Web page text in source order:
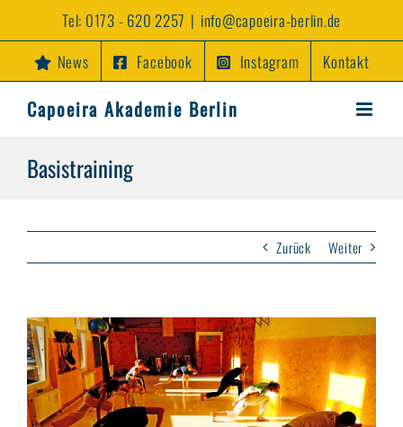
Tel: 0173 - 620 2257 | info@capoeira-berlin.de
News
Facebook Instagram Kontakt
Capoeira Akademie Berlin
Basistraining
Zurück Weiter
View
Larger
Image